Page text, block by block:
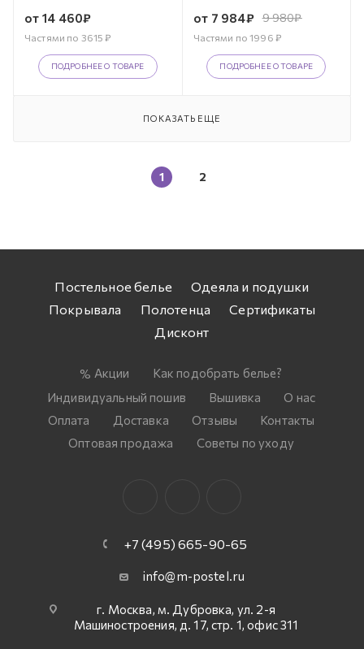
от 14 460₽
Частями по 3615 ₽
ПОДРОБНЕЕ О ТОВАРЕ
от 7 984₽ 9 980₽
Частями по1996 ₽
ПОДРОБНЕЕ О ТОВАРЕ
ПОКАЗАТЬ ЕЩЕ
1 2
Постельное белье
Одеяла и подушки
Покрывала
Полотенца
Сертификаты
Дисконт
Акции
Как подобрать белье?
Индивидуальный пошив
Вышивка
О нас
Оплата
Доставка Отзывы
Контакты
Оптовая продажа
Советы по уходу
+7 (495) 665-90-65
info@m-postel.ru
г. Москва, м. Дубровка, ул. 2-я
Машиностроения, д. 17, стр. 1, офис 311